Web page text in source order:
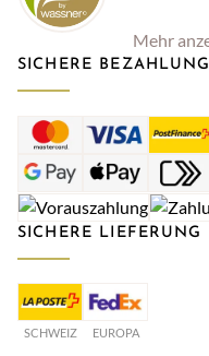
Mehr
SICHERE BEZAHLUNG
SICHERE LIEFERUNG
SCHWEIZ EUROPA